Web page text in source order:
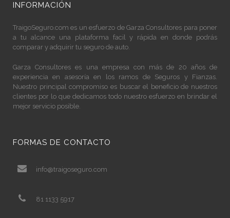
INFORMACIÓN
TraigoSeguro.com es un esfuerzo de Garza Consultores para poner
a tu alcance una plataforma facil y rápida en donde podrás
comparar y adquirir tu seguro de auto.
Garza Consultores es una empresa con más de 20 años de
experiencia en asesoría en los ramos de Seguros y Fianzas.
Nuestro principal compromiso es buscar el beneficio de nuestros
clientes por lo que dedicamos todo nuestro esfuerzo en brindar el
mejor servicio posible.
FORMAS DE CONTACTO
info@traigoseguro.com
81 1133 5917